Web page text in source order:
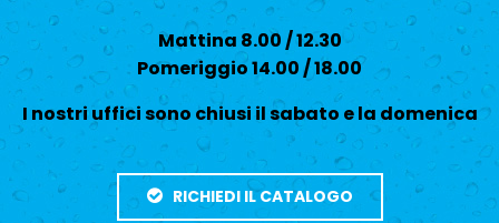
Mattina 8.00 / 12.30
Pomeriggio 14.00 / 18.00
I nostri uffici sono chiusi il sabato e la domenica
RICHIEDI IL CATALOGO